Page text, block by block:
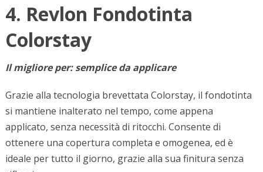
4. Revlon Fondotinta
Colorstay
Il migliore per: semplice da applicare
Grazie alla tecnologia brevettata Colorstay, il fondotinta
si mantiene inalterato nel tempo, come appena
applicato, senza necessità di ritocchi. Consente di
ottenere una copertura completa e omogenea, ed è
ideale per tutto il giorno, grazie alla sua finitura senza